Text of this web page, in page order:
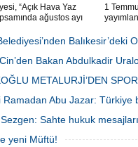
“Açık Hava Yaz
ağustos ayı
hava tiyatrolarıyla
ve sanat
buluşturuyor.
1
Balıkesir’deki
Bakan Abdulkadir
METALURJİ’DEN
Ramadan Abu Jazar: Türkiye
Sahte hukuk mesajları
yeni Müftü!